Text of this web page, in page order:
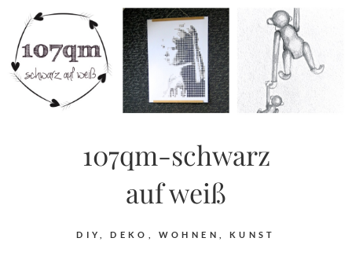
content
107qm-schwarz
auf weiß
DIY, DEKO, WOHNEN, KUNST